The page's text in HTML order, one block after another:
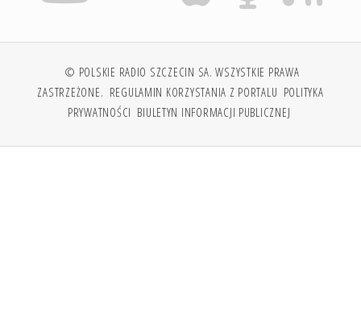
© POLSKIE RADIO SZCZECIN SA. WSZYSTKIE PRAWA
ZASTRZEŻONE. REGULAMIN KORZYSTANIA Z PORTALU POLITYKA
PRYWATNOŚCI BIULETYN INFORMACJI PUBLICZNEJ